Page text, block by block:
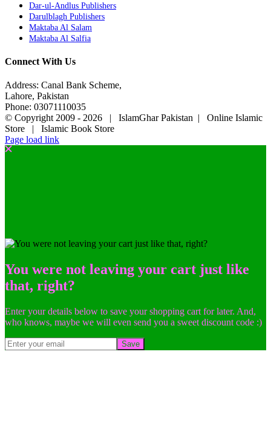
Dar-ul-Andlus Publishers
Darulblagh Publishers
Maktaba Al Salam
Maktaba Al Salfia
Connect With Us
Address: Canal Bank Scheme,
Lahore, Pakistan
Phone: 03071110035
© Copyright 2009 - 2026 | IslamGhar Pakistan | Online Islamic
Store | Islamic Book Store
Page load link
You were not leaving your cart just like
that, right?
Enter your details below to save your shopping cart for later. And,
who knows, maybe we will even send you a sweet discount code :)
Save